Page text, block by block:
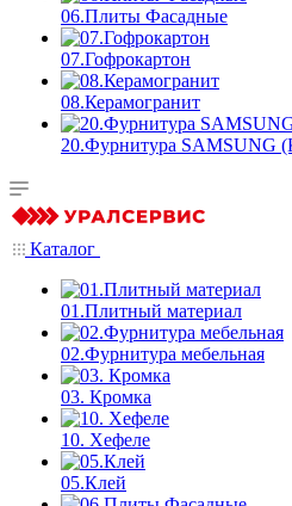
06.Плиты Фасадные
07.Гофрокартон
08.Керамогранит
20.Фурнитура SAMSUNG
Каталог
01.Плитный материал
02.Фурнитура мебельная
03. Кромка
10. Хефеле
05.Клей